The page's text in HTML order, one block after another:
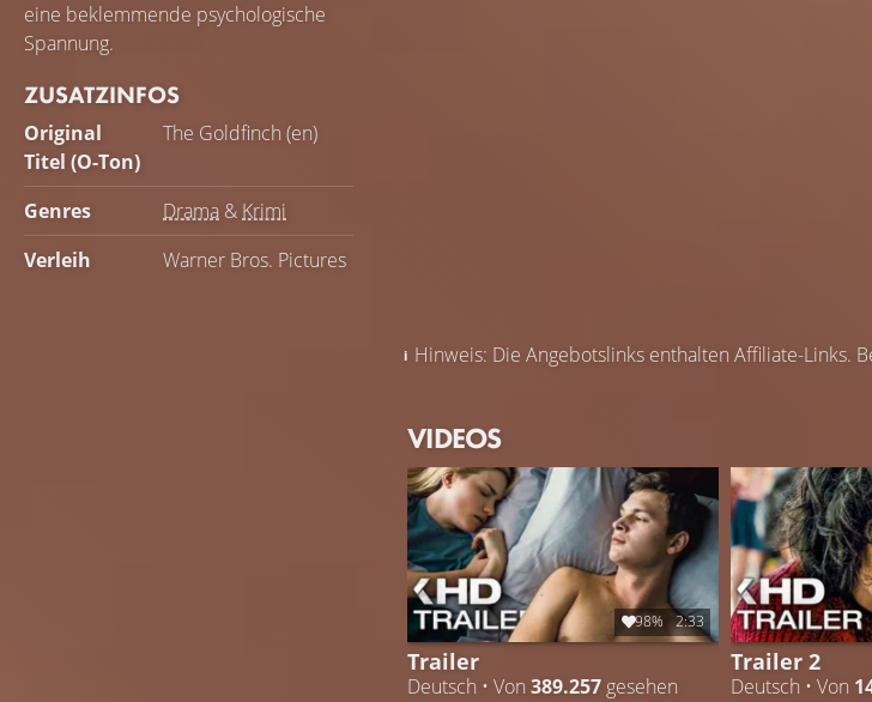
eine beklemmende psychologische
Spannung.
ZUSATZINFOS
Original
Titel (O-Ton)
The Goldfinch (en)
Genres Drama & Krimi
Verleih
Warner Bros. Pictures
Hinweis: Die Angebotslinks enthalten Affiliate-Links.
VIDEOS
98% 2:33
Trailer
Deutsch • Von 389.257 gesehen
Trailer 2
Deutsch • Von